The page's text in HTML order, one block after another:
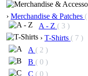
› Merchandise & Patches
A - Z ( 3 )
› T-Shirts ( 7 )
A ( 2 )
B ( 0 )
C ( 0 )